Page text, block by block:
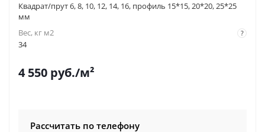
Квадрат/прут 6, 8, 10, 12, 14, 16, профиль 15*15, 20*20, 25*25
мм
?
Вес, кг м2
34
4 550 руб./м²
Рассчитать по телефону